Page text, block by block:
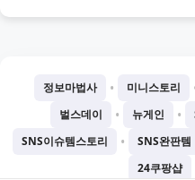
정보마법사 • 미니스토리
벌스데이 • 뉴게인 •
SNS이슈템스토리 • SNS완판템
24쿠팡샵